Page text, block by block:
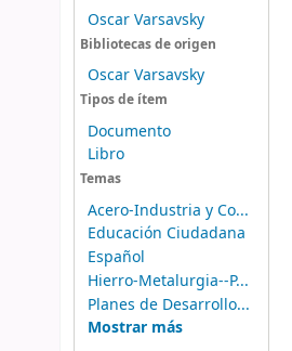
Oscar Varsavsky
Bibliotecas de origen
Oscar Varsavsky
Tipos de ítem
Documento
Libro
Temas
Acero-Industria y Co...
Educación Ciudadana
Español
Hierro-Metalurgia--P...
Planes de Desarrollo...
Mostrar más